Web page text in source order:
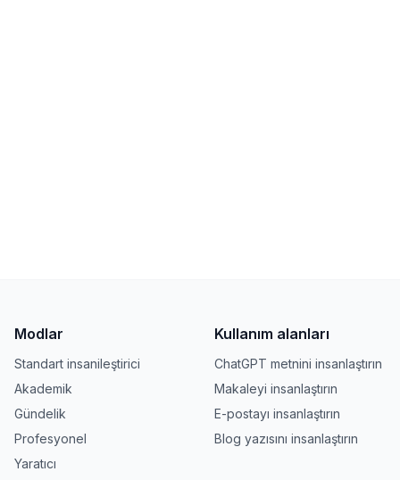
Modlar
Standart insanileştirici
Akademik
Gündelik
Profesyonel
Yaratıcı
Kullanım alanları
ChatGPT metnini insanlaştırın
Makaleyi insanlaştırın
E-postayı insanlaştırın
Blog yazısını insanlaştırın